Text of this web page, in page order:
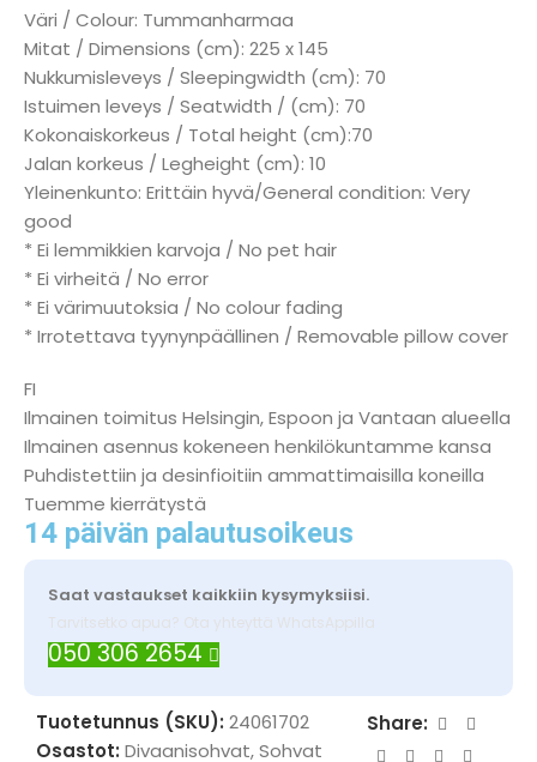
Väri / Colour: Tummanharmaa
Mitat / Dimensions (cm): 225 x 145
Nukkumisleveys / Sleepingwidth (cm): 70
Istuimen leveys / Seatwidth / (cm): 70
Kokonaiskorkeus / Total height (cm):70
Jalan korkeus / Legheight (cm): 10
Yleinenkunto: Erittäin hyvä/General condition: Very
good
* Ei lemmikkien karvoja / No pet hair
* Ei virheitä / No error
* Ei värimuutoksia / No colour fading
* Irrotettava tyynynpäällinen / Removable pillow cover
FI
Ilmainen toimitus Helsingin, Espoon ja Vantaan alueella
Ilmainen asennus kokeneen henkilökuntamme kansa
Puhdistettiin ja desinfioitiin ammattimaisilla koneilla
Tuemme kierrätystä
14 päivän palautusoikeus
Saat vastaukset kaikkiin kysymyksiisi.
Tarvitsetko apua? Ota yhteyttä WhatsAppilla
050 306 2654
Tuotetunnus (SKU): 24061702
Osastot: Divaanisohvat,Sohvat
Share: